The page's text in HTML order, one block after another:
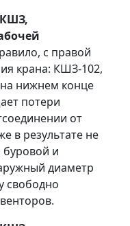
с правой
крана: КШЗ-102,
нижнем конце
потери
от
в результате не
буровой и
диаметр
свободно